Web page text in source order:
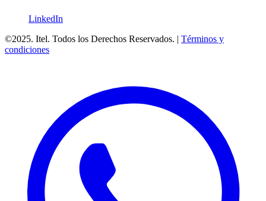
LinkedIn
©2025. Itel. Todos los Derechos Reservados. | Términos y
condiciones